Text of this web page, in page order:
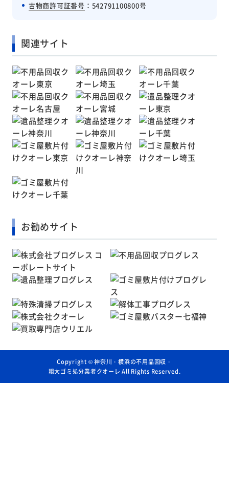
古物商許可証番号 ：542791100800号
関連サイト
お勧めサイト
Copyright ©神奈川・横浜の不用品回収・
粗大ゴミ処分業者クオーレ All Rights Reserved.